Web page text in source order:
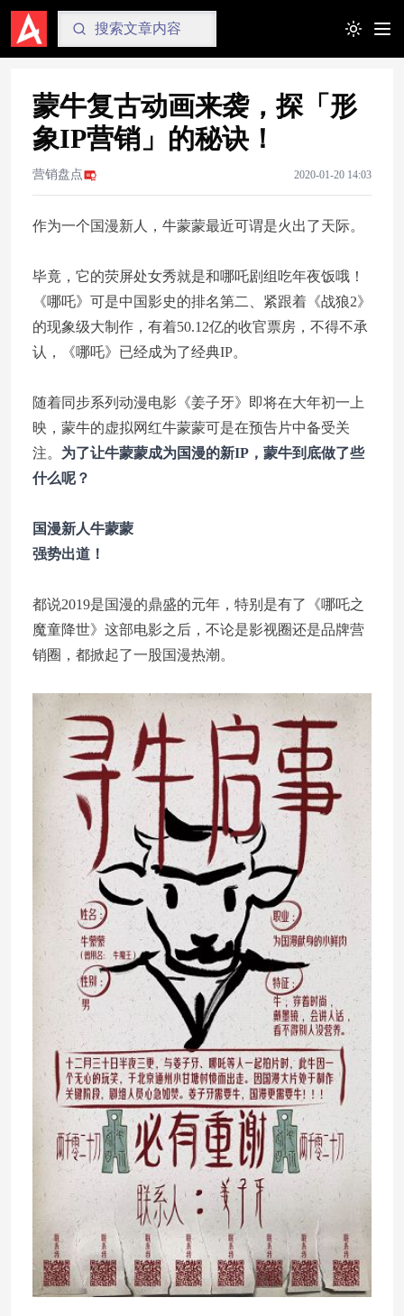
Toggle
蒙牛复古动画来袭，探「形
象IP营销」的秘诀！
营销盘点 2020-01-20 14:03
作为一个国漫新人，牛蒙蒙最近可谓是火出了天际。
毕竟，它的荧屏处女秀就是和哪吒剧组吃年夜饭哦！
《哪吒》可是中国影史的排名第二、紧跟着《战狼2》
的现象级大制作，有着50.12亿的收官票房，不得不承
认，《哪吒》已经成为了经典IP。
随着同步系列动漫电影《姜子牙》即将在大年初一上
映，蒙牛的虚拟网红牛蒙蒙可是在预告片中备受关
注。 为了让牛蒙蒙成为国漫的新IP，蒙牛到底做了些
什么呢？
国漫新人牛蒙蒙
强势出道！
都说2019是国漫的鼎盛的元年，特别是有了《哪吒之
魔童降世》这部电影之后，不论是影视圈还是品牌营
销圈，都掀起了一股国漫热潮。